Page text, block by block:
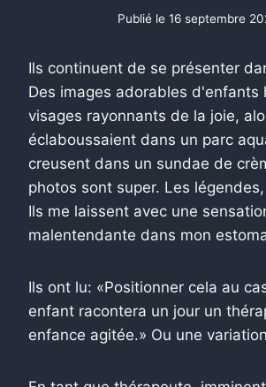
Publié le 16 septembre
Ils continuent de se présenter
Des images adorables d'enfants
visages rayonnants de la joie,
éclaboussaient dans un parc
creusent dans un sundae de
photos sont super. Les
Ils me laissent avec une
malentendante dans mon
Ils ont lu: «Positionner cela au
enfant racontera un jour un
enfance agitée.» Ou une